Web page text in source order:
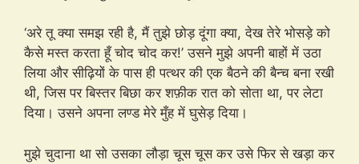
‘अरे तू क्या समझ रही है, मैं तुझे छोड़ दूंगा क्या, देख तेरे भोसड़े को
कैसे मस्त करता हूँ चोद चोद कर!’ उसने मुझे अपनी बाहों में उठा
लिया और सीढ़ियों के पास ही पत्थर की एक बैठने की बैन्च बना रखी
थी, जिस पर बिस्तर बिछा कर शफ़ीक रात को सोता था, पर लेटा
दिया। उसने अपना लण्ड मेरे मुँह में घुसेड़ दिया।
मुझे चुदाना था सो उसका लौड़ा चूस चूस कर उसे फिर से खड़ा कर